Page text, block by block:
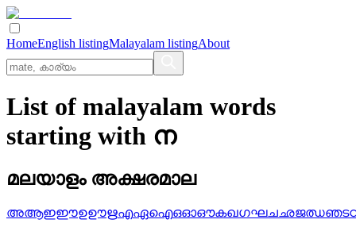
HomeEnglish listingMalayalam listingAbout
List of malayalam words
starting with ന
മലയാളം അക്ഷരമാല
അആഇഈഉഊഋഎഏഐഒഓഔകഖഗഘചഛജഝഞട